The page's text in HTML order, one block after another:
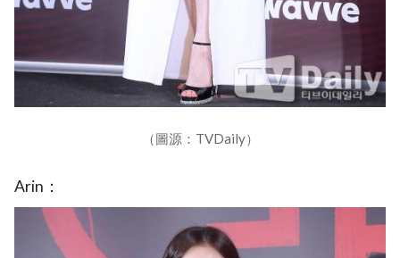
（圖源：TVDaily）
Arin：